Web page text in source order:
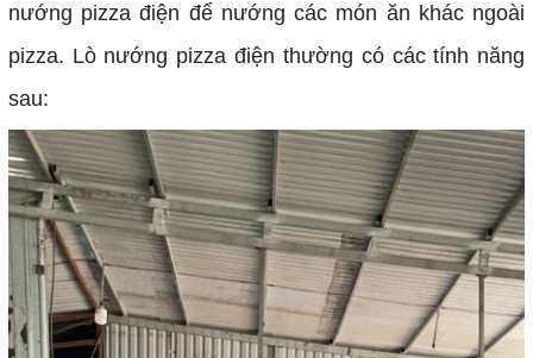
nướng pizza điện để nướng các món ăn khác ngoài
pizza. Lò nướng pizza điện thường có các tính năng
sau: